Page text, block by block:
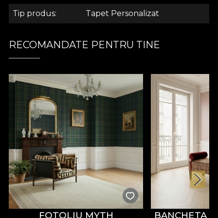
care aduce aminte de cea a inului bogat.
.
.
Colectia Dor
Dor. Un cuvant cu o puternica incarcatura
emotionala. Un cuvant ce iti evoca in minte o
persoana, o clipa din copilarie, un loc aparte. Dorul
este un sentiment ce nu poate fi exprimat usor
prin cuvinte. Trebuie simtit pentru a putea fi
inteles. Este poate un amalgam de dorinta,
Tip produs Tapet Personalizat
RECOMANDATE PENTRU TINE
FOTOLIU MYTH BANCHETA